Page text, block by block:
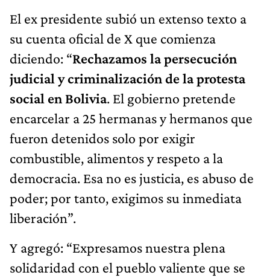
El ex presidente subió un extenso texto a
su cuenta oficial de X que comienza
diciendo: “Rechazamos la persecución
judicial y criminalización de la protesta
social en Bolivia. El gobierno pretende
encarcelar a 25 hermanas y hermanos que
fueron detenidos solo por exigir
combustible, alimentos y respeto a la
democracia. Esa no es justicia, es abuso de
poder; por tanto, exigimos su inmediata
liberación”.
Y agregó: “Expresamos nuestra plena
solidaridad con el pueblo valiente que se